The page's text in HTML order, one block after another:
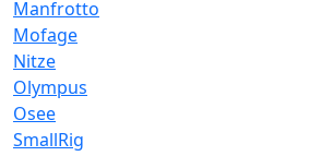
Manfrotto
Mofage
Nitze
Olympus
Osee
SmallRig